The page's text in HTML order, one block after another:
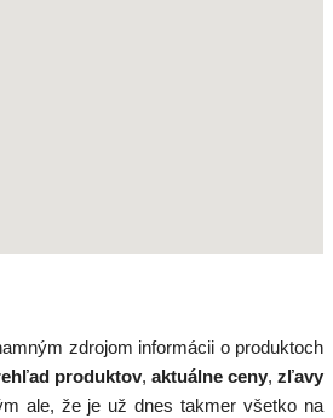
zdrojom informácii o produktoch
produktov, aktuálne ceny, zľavy
ale, že je už dnes takmer všetko na